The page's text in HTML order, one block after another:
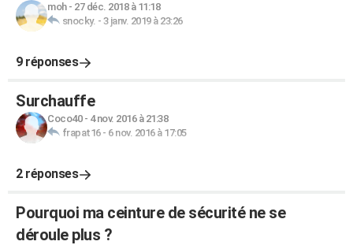
moh- 27 déc. 2018 à 11:18
snocky. - 3 janv. 2019 à 23:26
9 réponses
Surchauffe
Coco40- 4 nov. 2016 à 21:38
frapat16- 6 nov. 2016 à 17:05
2 réponses
Pourquoi ma ceinture de sécurité ne se
déroule plus ?